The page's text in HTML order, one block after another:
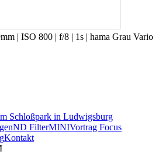
| ISO 800 | f/8 | 1s | hama Grau Vario
Schloßpark in Ludwigsburg
ND FilterMINIVortrag Focus
Kontakt